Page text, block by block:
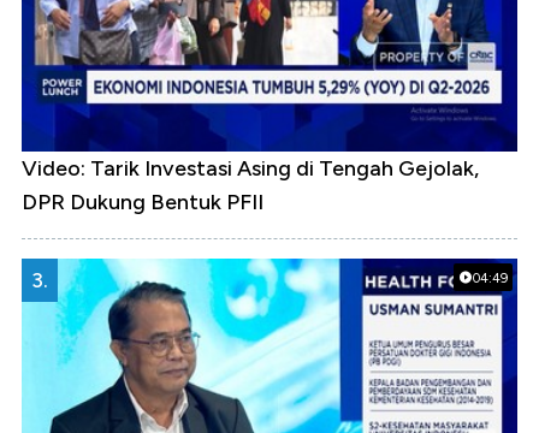
Video: Tarik Investasi Asing di Tengah Gejolak,
DPR Dukung Bentuk PFII
04:49
3.